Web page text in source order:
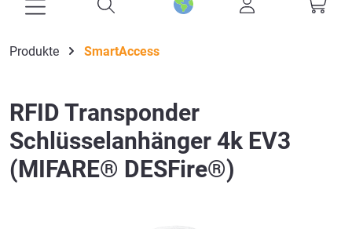
Produkte SmartAccess
RFID Transponder
Schlüsselanhänger 4k EV3
(MIFARE® DESFire®)